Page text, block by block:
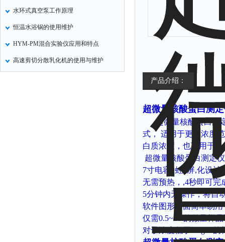
水环式真空泵工作原理
恒温水浴锅的使用维护
HYM-PM混合实验仪应用和特点
高速剪切分散乳化机的使用与维护
产品介绍：
超微量核酸蛋白测
超微量核酸蛋白测
式， 适用于更宽浓度
白质浓度，也可用于
超微量核酸蛋白测定
7寸电容触摸屏,化设计
无需预热， ,4秒即可完
5分钟内无操作，将自
软件图形界面简单易
仅需0.5~2ul
对于浓度低于